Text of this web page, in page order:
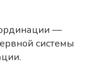
—
системы